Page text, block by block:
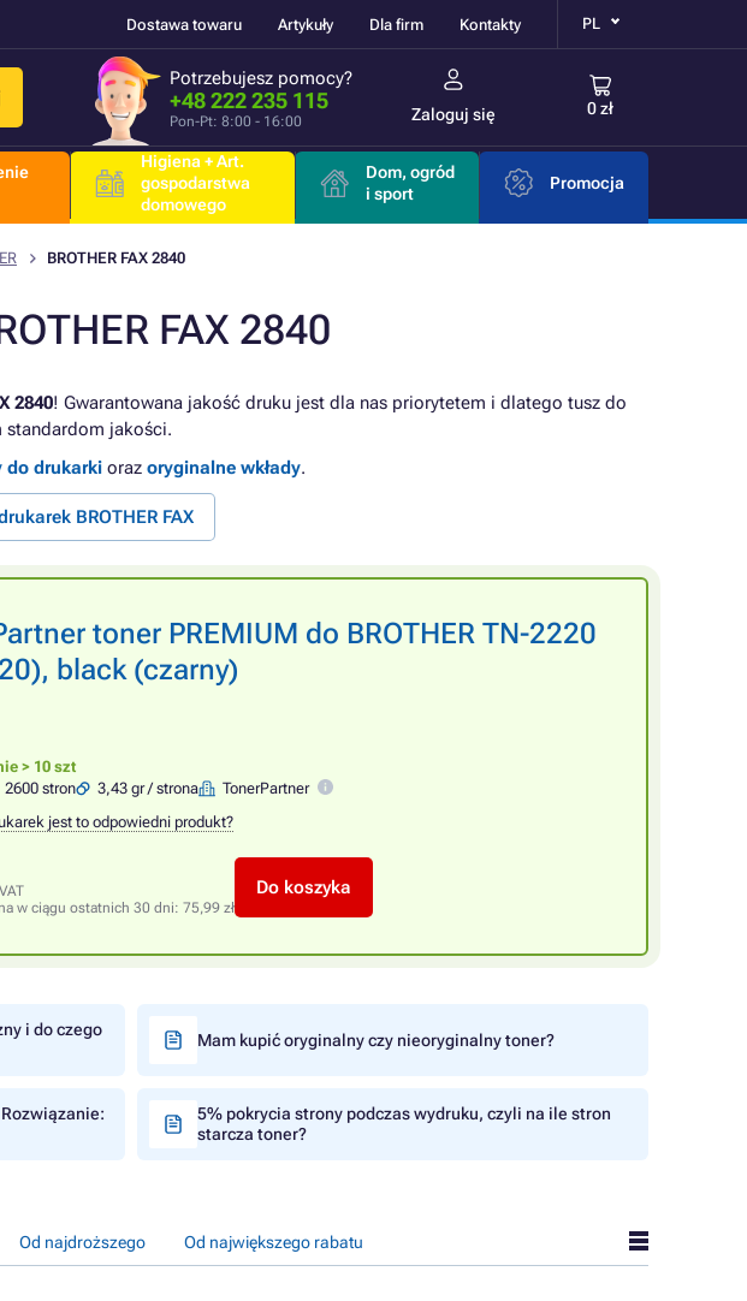
Dostawa towaru Artykuły Dla firm Kontakty PL
Potrzebujesz pomocy?
+48 222 235 115
Pon-Pt: 8:00 - 16:00 Zaloguj się 0 zł
Higiena + Art.
gospodarstwa
domowego
Dom, ogród
i sport
Promocja
BROTHER FAX 2840
FAX 2840
2840! Gwarantowana jakość druku jest dla nas priorytetem i dlatego tusz do
jakości.
do drukarki oraz oryginalne wkłady.
BROTHER FAX
toner PREMIUM do BROTHER TN-2220
black (czarny)
> 10 szt
2600 stron 3,43 gr / strona
TonerPartner
jest to odpowiedni produkt?
w ciągu ostatnich 30 dni: 75,99 zł
Do koszyka
i do czego
Mam kupić oryginalny czy nieoryginalny toner?
5% pokrycia strony podczas wydruku, czyli na ile stron
starcza toner?
Od najdroższego Od największego rabatu